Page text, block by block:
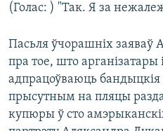
(Голас: ) "Так. Я за
Пасьля ўчорашніх заяваў
пра тое, што арганізатары
адпрацоўваюць
прысутным на пляцы
купюры ў сто